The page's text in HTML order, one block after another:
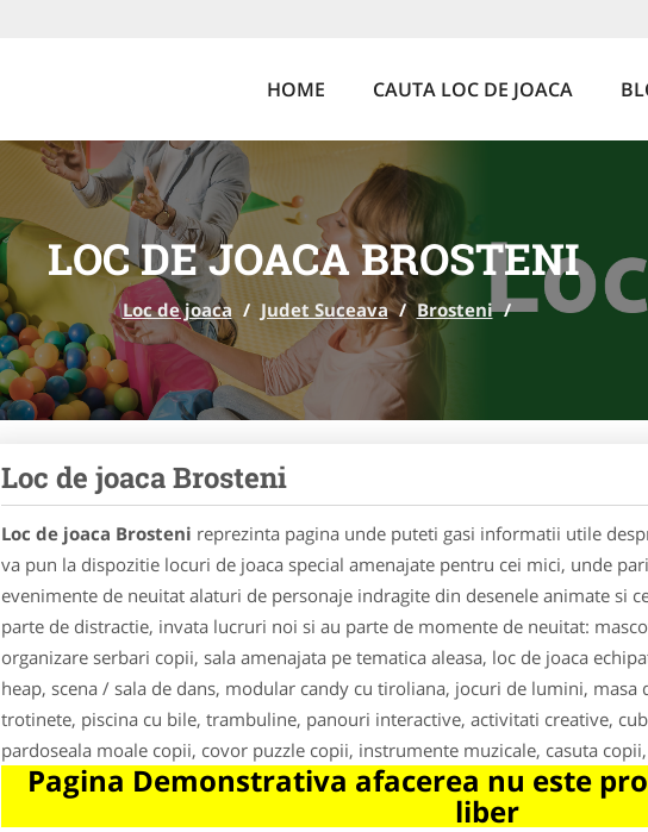
HOME CAUTA LOC DE JOACA
LOC DE JOACA BROSTENI
Loc de joaca / Judet Suceava / Brosteni /
Loc de joaca Brosteni
Loc de joaca Brosteni reprezinta pagina unde puteti gasi informatii utile
va pun la dispozitie locuri de joaca special amenajate pentru cei mici, unde
evenimente de neuitat alaturi de personaje indragite din desenele animate si
parte de distractie, invata lucruri noi si au parte de momente de neuitat:
organizare serbari copii, sala amenajata pe tematica aleasa, loc de joaca
heap, scena / sala de dans, modular candy cu tiroliana, jocuri de lumini,
trotinete, piscina cu bile, trambuline, panouri interactive, activitati creative,
pardoseala moale copii, covor puzzle copii, instrumente muzicale, casuta
Pagina Demonstrativa afacerea nu este
liber